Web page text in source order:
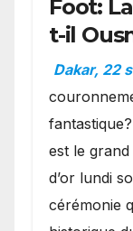
Foot:
t-il
Ballon
Dakar, 22
est le
d’or lundi
cérémonie